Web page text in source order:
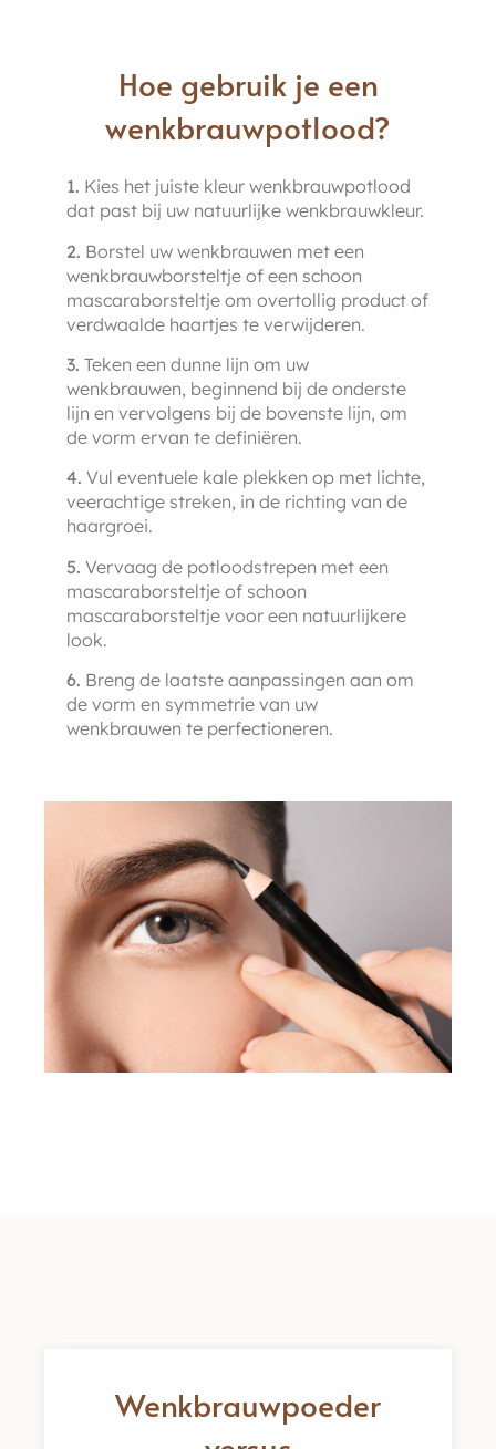
Hoe gebruik je een
wenkbrauwpotlood?
1. Kies het juiste kleur wenkbrauwpotlood
dat past bij uw natuurlijke wenkbrauwkleur.
2. Borstel uw wenkbrauwen met een
wenkbrauwborsteltje of een schoon
mascaraborsteltje om overtollig product of
verdwaalde haartjes te verwijderen.
3. Teken een dunne lijn om uw
wenkbrauwen, beginnend bij de onderste
lijn en vervolgens bij de bovenste lijn, om
de vorm ervan te definiëren.
4. Vul eventuele kale plekken op met lichte,
veerachtige streken, in de richting van de
haargroei.
5. Vervaag de potloodstrepen met een
mascaraborsteltje of schoon
mascaraborsteltje voor een natuurlijkere
look.
6. Breng de laatste aanpassingen aan om
de vorm en symmetrie van uw
wenkbrauwen te perfectioneren.
Wenkbrauwpoeder